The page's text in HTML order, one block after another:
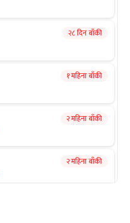
२८ दिन बाँकी
१ महिना बाँकी
२ महिना बाँकी
२ महिना बाँकी